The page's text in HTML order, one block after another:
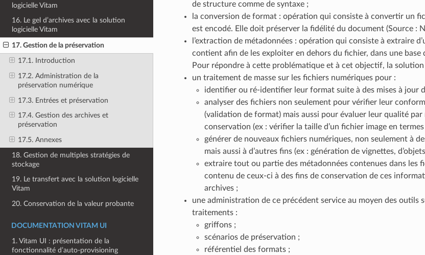
logicielle Vitam
16. Le gel d’archives avec la solution
logicielle Vitam
17. Gestion de la préservation
17.1. Introduction
17.2. Administration de la
préservation numérique
17.3. Entrées et préservation
17.4. Gestion des archives et
préservation
17.5. Annexes
18. Gestion de multiples stratégies de
stockage
19. Le transfert avec la solution logicielle
Vitam
20. Conservation de la valeur probante
DOCUMENTATION VITAM UI
1. Vitam UI : présentation de la
fonctionnalité d’auto-provisioning
de structure comme de syntaxe ;
la conversion de format : opération qui consiste à convertir un
est encodé. Elle doit préserver la fidélité du document (Source :
l’extraction de métadonnées : opération qui consiste à extraire
contient afin de les exploiter en dehors du fichier, dans une
Pour répondre à cette problématique et à cet objectif, la
un traitement de masse sur les fichiers numériques pour :
identifier ou ré-identifier leur format suite à des mises à
analyser des fichiers non seulement pour vérifier leur
(validation de format) mais aussi pour évaluer leur qualité
conservation (ex : vérifier la taille d’un fichier image en termes
générer de nouveaux fichiers numériques, non seulement à
mais aussi à d’autres fins (ex : génération de vignettes,
extraire tout ou partie des métadonnées contenues dans les
contenu de ceux-ci à des fins de conservation de ces
archives ;
une administration de ce précédent service au moyen des outils
traitements :
griffons ;
scénarios de préservation ;
référentiel des formats ;